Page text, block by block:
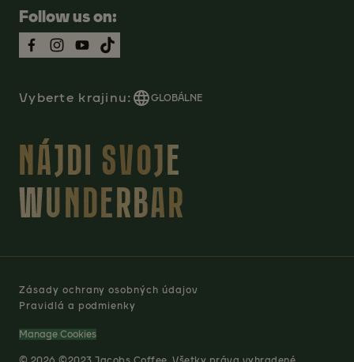
Follow us on:
Vyberte krajinu: GLOBÁLNE
NÁJDI SVOJE
WUNDERBAR
Zásady ochrany osobných údajov
Pravidlá a podmienky
Manage Cookies